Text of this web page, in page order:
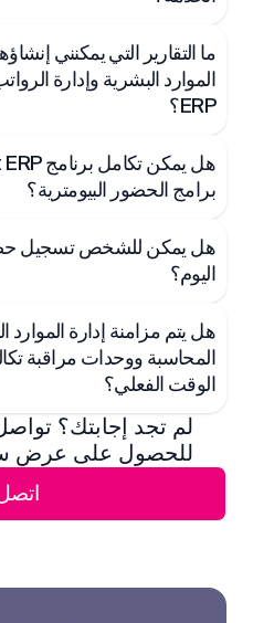
ما التقارير التي يمكنني
ERP؟
برامج الحضور البيومترية؟
هل يمكن للشخص تسجيل
اليوم؟
هل يتم مزامنة إدارة الموارد
المحاسبة ووحدات مراقبة
الوقت الفعلي؟
لم تجد إجابتك؟
للحصول على عرض